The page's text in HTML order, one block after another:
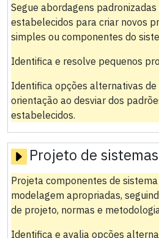
Segue abordagens
estabelecidos para criar novos
simples ou componentes do
Identifica e resolve pequenos
Identifica opções alternativas
orientação ao desviar dos
estabelecidos.
Projeto de
Projeta componentes de
modelagem apropriadas,
de projeto, normas e
Identifica e avalia opções